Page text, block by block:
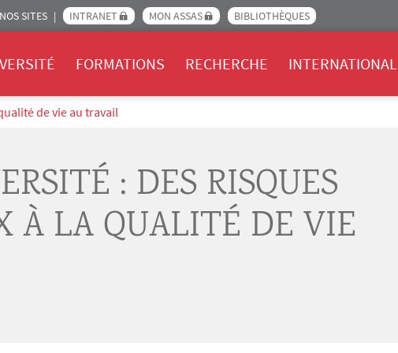
SITES INTRANET MON ASSAS BIBLIOTHÈQUES
FORMATIONS RECHERCHE INTERNATIONAL
de vie au travail
: DES RISQUES
À LA QUALITÉ DE VIE